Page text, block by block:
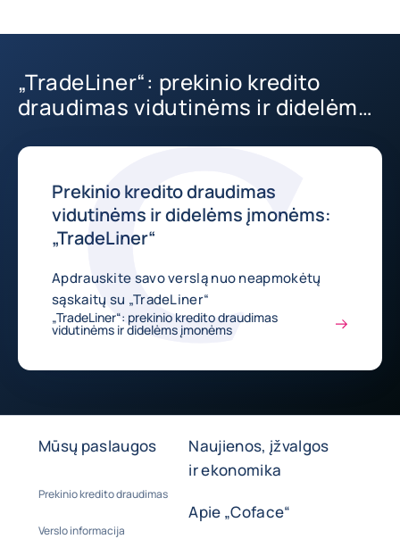
„TradeLiner“: prekinio kredito
draudimas vidutinėms ir didelėms
Prekinio kredito draudimas
vidutinėms ir didelėms įmonėms:
„TradeLiner“
Apdrauskite savo verslą nuo neapmokėtų
sąskaitų su „TradeLiner“
„TradeLiner“: prekinio kredito draudimas
vidutinėms ir didelėms įmonėms
Mūsų paslaugos
Prekinio kredito draudimas
Verslo informacija
Naujienos, įžvalgos
ir ekonomika
Apie „Coface“